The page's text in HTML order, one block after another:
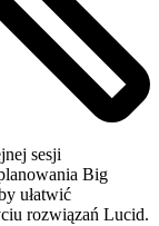
sesji
Big
ułatwić
rozwiązań Lucid.